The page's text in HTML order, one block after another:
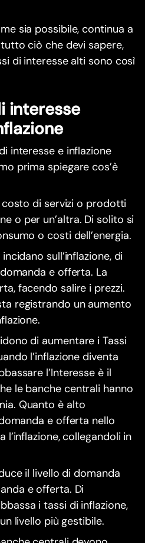
sia possibile, continua a
ciò che devi sapere,
di interesse alti sono così
interesse
interesse e inflazione
prima spiegare cos’è
costo di servizi o prodotti
o per un’altra. Di solito si
o costi dell’energia.
sull’inflazione, di
e offerta. La
facendo salire i prezzi.
registrando un aumento
di aumentare i Tassi
l’inflazione diventa
l’Interesse è il
le banche centrali hanno
Quanto è alto
e offerta nello
collegandoli in
il livello di domanda
e offerta. Di
i tassi di inflazione,
livello più gestibile.